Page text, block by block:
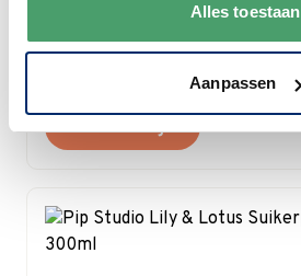
Alles toestaan
Aanpassen
€ 99,95
€ 110,00
Nog 3 items op voorraad
In winkelwagen